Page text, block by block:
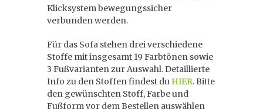
Klicksystem bewegungssicher
verbunden werden.
Für das Sofa stehen drei verschiedene
Stoffe mit insgesamt 19 Farbtönen sowie
3 Fußvarianten zur Auswahl. Detaillierte
Info zu den Stoffen findest du HIER. Bitte
den gewünschten Stoff, Farbe und
Fußform vor dem Bestellen auswählen